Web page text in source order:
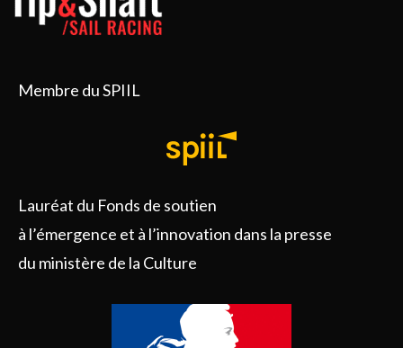
Membre du SPIIL
Lauréat du Fonds de soutien
à l’émergence et à l’innovation dans la presse
du ministère de la Culture